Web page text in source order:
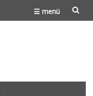
☰ menü